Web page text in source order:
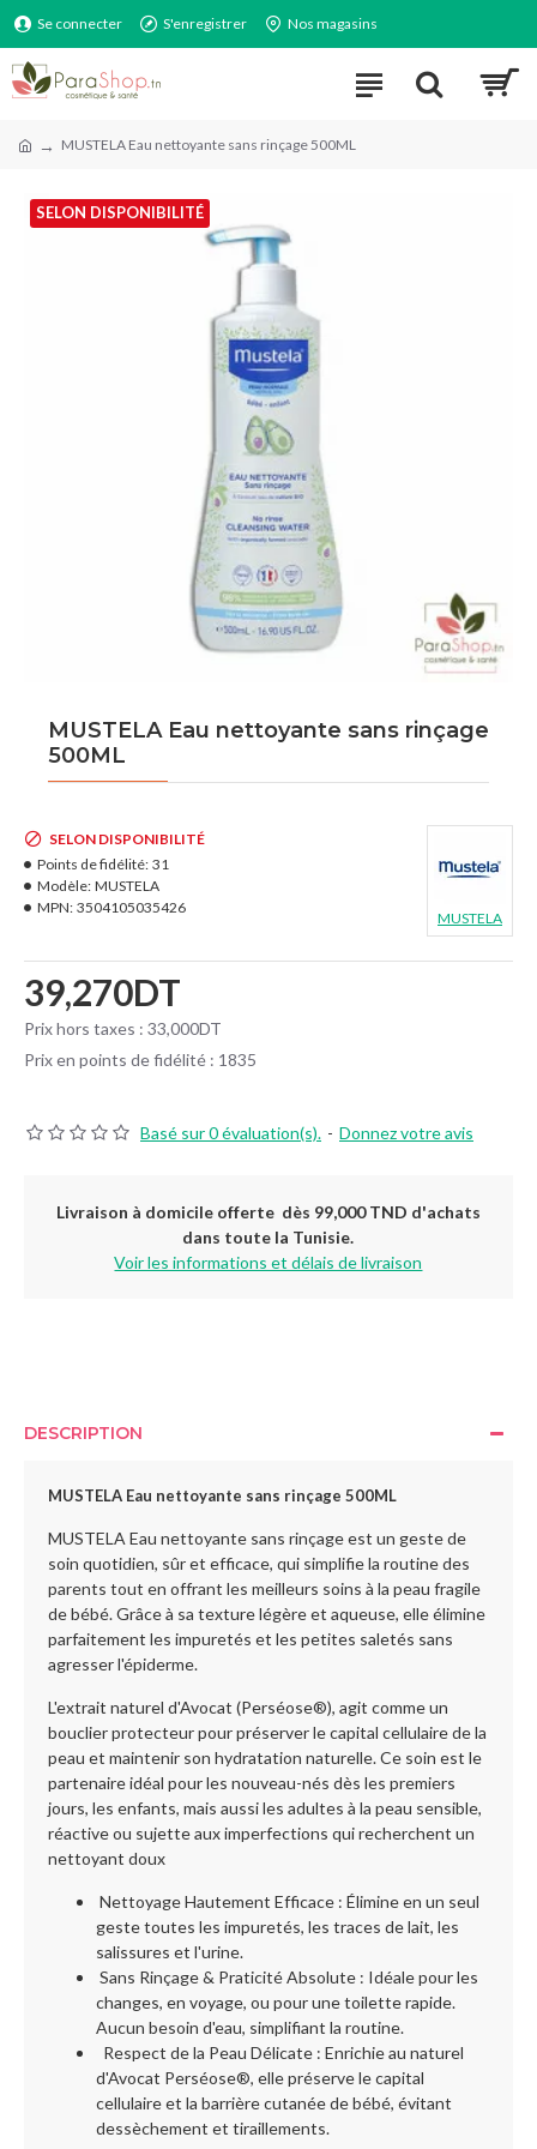
Se connecter S'enregistrer Nos magasins
MUSTELA Eau nettoyante sans rinçage 500ML
SELON DISPONIBILITÉ
MUSTELA Eau nettoyante sans rinçage
500ML
Basé sur 0 évaluation(s). - Donnez votre avis
39,270DT
Prix hors taxes : 33,000DT
Prix en points de fidélité : 1835
SELON DISPONIBILITÉ
Points de fidélité: 31
Modèle: MUSTELA
MPN: 3504105035426
MUSTELA
Livraison à domicile offerte dès 99,000 TND d'achats
dans toute la Tunisie.
Voir les informations et délais de livraison
DESCRIPTION
MUSTELA Eau nettoyante sans rinçage 500ML
MUSTELA Eau nettoyante sans rinçage est un geste de
soin quotidien, sûr et efficace, qui simplifie la routine des
parents tout en offrant les meilleurs soins à la peau fragile
de bébé. Grâce à sa texture légère et aqueuse, elle élimine
parfaitement les impuretés et les petites saletés sans
agresser l'épiderme.
L'extrait naturel d'Avocat (Perséose®), agit comme un
bouclier protecteur pour préserver le capital cellulaire de la
peau et maintenir son hydratation naturelle. Ce soin est le
partenaire idéal pour les nouveau-nés dès les premiers
jours, les enfants, mais aussi les adultes à la peau sensible,
réactive ou sujette aux imperfections qui recherchent un
nettoyant doux
Nettoyage Hautement Efficace : Élimine en un seul
geste toutes les impuretés, les traces de lait, les
salissures et l'urine.
Sans Rinçage & Praticité Absolute : Idéale pour les
changes, en voyage, ou pour une toilette rapide.
Aucun besoin d'eau, simplifiant la routine.
Respect de la Peau Délicate : Enrichie au naturel
d'Avocat Perséose®, elle préserve le capital
cellulaire et la barrière cutanée de bébé, évitant
dessèchement et tiraillements.